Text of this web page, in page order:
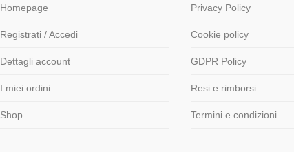
Homepage
Registrati / Accedi
Dettagli account
I miei ordini
Shop
Privacy Policy
Cookie policy
GDPR Policy
Resi e rimborsi
Termini e condizioni